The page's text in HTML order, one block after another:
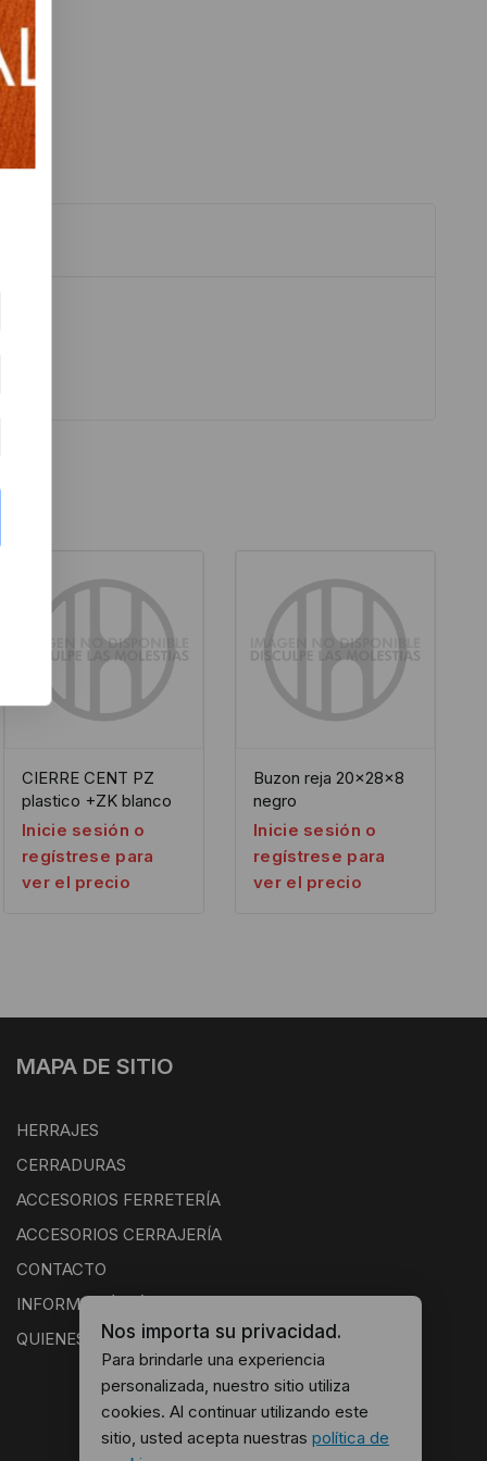
CIERRE CENT PZ
plastico +ZK blanco
Inicie sesión o
regístrese para
ver el precio
Buzon reja 20x28x8
negro
Inicie sesión o
regístrese para
ver el precio
MAPA DE SITIO
HERRAJES
CERRADURAS
ACCESORIOS FERRETERÍA
ACCESORIOS CERRAJERÍA
CONTACTO
INFORMACIÓN ÚTIL
QUIENES SOMOSNos importa su privacidad.
Para brindarle una experiencia
personalizada, nuestro sitio utiliza
cookies. Al continuar utilizando este
sitio, usted acepta nuestras política de